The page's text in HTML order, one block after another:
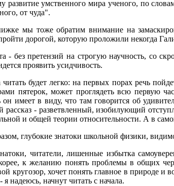
развитие умственного мира ученого, по
от чуда".
мы тоже обратим внимание на
дорогой, которую проложили некогда
- без претензий на строгую научность, со
проявить усидчивость.
читать будет легко: на первых порах речь
пятерок, может проглядеть всю первую
он имеет в виду, что там говорится об
- разветвленный, изобилующий
и общей теории относительности. А в
глубокие знатоки школьной физики,
читатели, лишенные избытка
к желанию понять проблемы в общих
кругозор, хочет понять главное в природе и
я надеюсь, начнут читать с начала.